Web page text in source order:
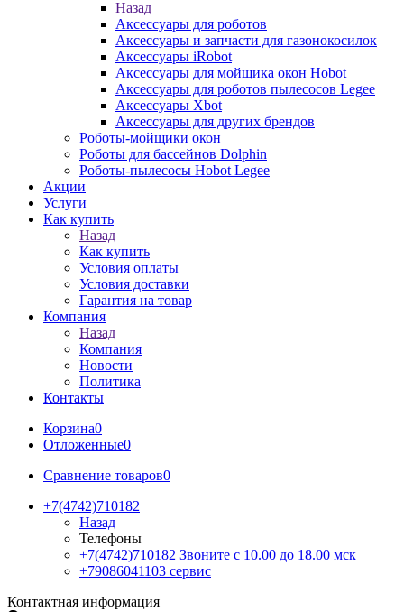
Назад
Аксессуары для роботов
Аксессуары и запчасти для газонокосилок
Аксессуары iRobot
Аксессуары для мойщика окон Hobot
Аксессуары для роботов пылесосов Legee
Аксессуары Xbot
Аксессуары для других брендов
Роботы-мойщики окон
Роботы для бассейнов Dolphin
Роботы-пылесосы Hobot Legee
Акции
Услуги
Как купить
Назад
Как купить
Условия оплаты
Условия доставки
Гарантия на товар
Компания
Назад
Компания
Новости
Политика
Контакты
Корзина0
Отложенные0
Сравнение товаров0
+7(4742)710182
Назад
Телефоны
+7(4742)710182 Звоните с 10.00 до 18.00 мск
+79086041103 сервис
Контактная информация